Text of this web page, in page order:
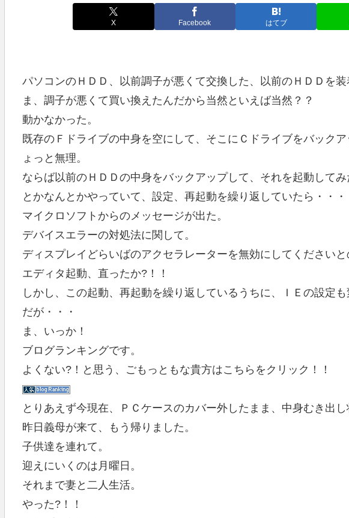
X Facebook はてブ
パソコンのＨＤＤ、以前調子が悪くて交換した、以前のＨＤＤを装
ま、調子が悪くて買い換えたんだから当然といえば当然？？
動かなかった。
既存のＦドライブの中身を空にして、そこにＣドライブをバック
ょっと無理。
ならば以前のＨＤＤの中身をバックアップして、それを起動してみ
とかなんとかやっていて、設定、再起動を繰り返していたら・・・
マイクロソフトからのメッセージが出た。
デバイスエラーの対処法に関して。
ディスプレイどらいばのアクセラレーターを無効にしてくださいと
エディタ起動、直ったか?！！
しかし、この起動、再起動を繰り返しているうちに、ＩＥの設定
だが・・・
ま、いっか！
ブログランキングです。
よくない?！と思う、ごもっともな貴方はこちらをクリック！！
とりあえず今現在、ＰＣケースのカバー外したまま、中身むき出し
昨日義母が来て、もう帰りました。
子供達を連れて。
迎えにいくのは月曜日。
それまで妻と二人生活。
やった?！！